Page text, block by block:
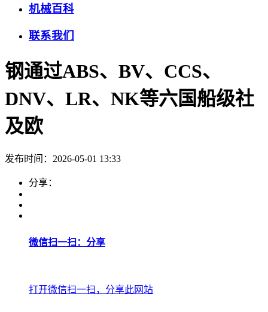
机械百科
联系我们
钢通过ABS、BV、CCS、
DNV、LR、NK等六国船级社
及欧
发布时间：2026-05-01 13:33
分享：
微信扫一扫：分享
打开微信扫一扫，分享此网站